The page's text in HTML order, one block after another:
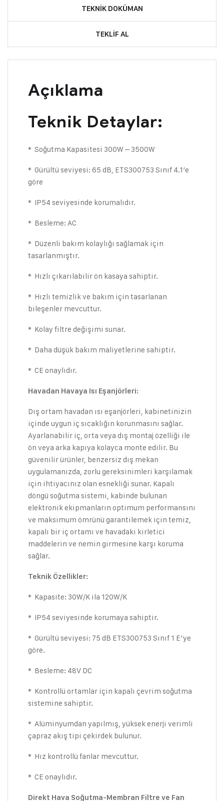
TEKNIK DOKÜMAN
TEKLIF AL
Açıklama
Teknik Detaylar:
* Soğutma Kapasitesi 300W – 3500W
* Gürültü seviyesi: 65 dB, ETS300753 Sınıf 4.1’e
göre
* IP54 seviyesinde korumalıdır.
* Besleme: AC
* Düzenli bakım kolaylığı sağlamak için
tasarlanmıştır.
* Hızlı çıkarılabilir ön kasaya sahiptir.
* Hızlı temizlik ve bakım için tasarlanan
bileşenler mevcuttur.
* Kolay filtre değişimi sunar.
* Daha düşük bakım maliyetlerine sahiptir.
* CE onaylıdır.
Havadan Havaya Isı Eşanjörleri:
Dış ortam havadan ısı eşanjörleri, kabinetinizin
içinde uygun iç sıcaklığın korunmasını sağlar.
Ayarlanabilir iç, orta veya dış montaj özelliği ile
ön veya arka kapıya kolayca monte edilir. Bu
güvenilir ürünler, benzersiz dış mekan
uygulamanızda, zorlu gereksinimleri karşılamak
için ihtiyacınız olan esnekliği sunar. Kapalı
döngü soğutma sistemi, kabinde bulunan
elektronik ekipmanların optimum performansını
ve maksimum ömrünü garantilemek için temiz,
kapalı bir iç ortamı ve havadaki kirletici
maddelerin ve nemin girmesine karşı koruma
sağlar.
Teknik Özellikler:
* Kapasite: 30W/K ila 120W/K
* IP54 seviyesinde korumaya sahiptir.
* Gürültü seviyesi: 75 dB ETS300753 Sınıf 1 E’ye
göre.
* Besleme: 48V DC
* Kontrollü ortamlar için kapalı çevrim soğutma
sistemine sahiptir.
* Alüminyumdan yapılmış, yüksek enerji verimli
çapraz akış tipi çekirdek bulunur.
* Hız kontrollü fanlar mevcuttur.
* CE onaylıdır.
Direkt Hava Soğutma-Membran Filtre ve Fan